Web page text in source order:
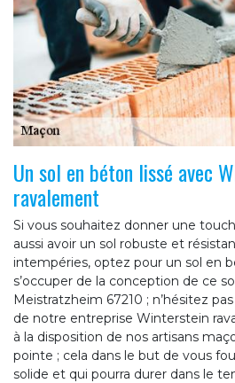
Un sol en béton lissé avec
ravalement
Si vous souhaitez donner une
aussi avoir un sol robuste et
intempéries, optez pour un sol en
s’occuper de la conception de ce
Meistratzheim 67210 ; n’hésitez
de notre entreprise Winterstein
à la disposition de nos artisans
pointe ; cela dans le but de vous
solide et qui pourra durer dans le